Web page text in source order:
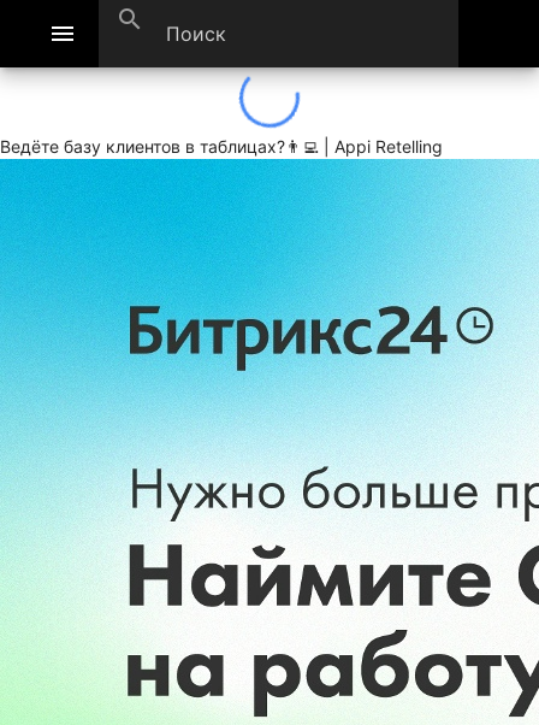
menu search
Ведёте базу клиентов в таблицах?👨‍💻 | Appi Retelling